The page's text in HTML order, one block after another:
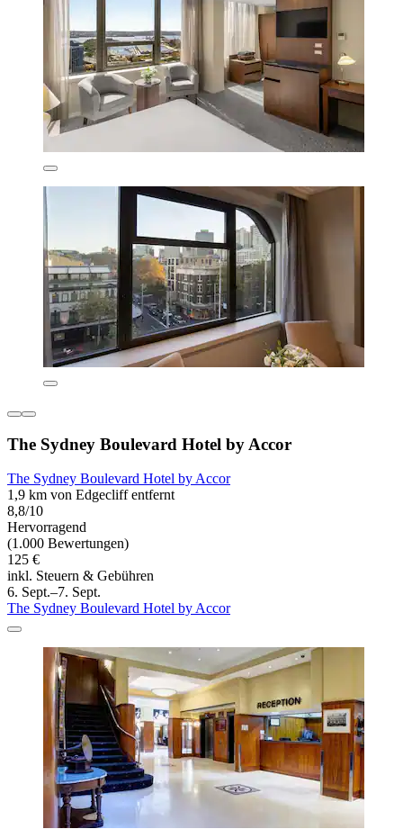
The Sydney Boulevard Hotel by Accor
The Sydney Boulevard Hotel by Accor
1,9 km von Edgecliff entfernt
8,8/10
Hervorragend
(1.000 Bewertungen)
125 €
inkl. Steuern & Gebühren
6. Sept.–7. Sept.
The Sydney Boulevard Hotel by Accor